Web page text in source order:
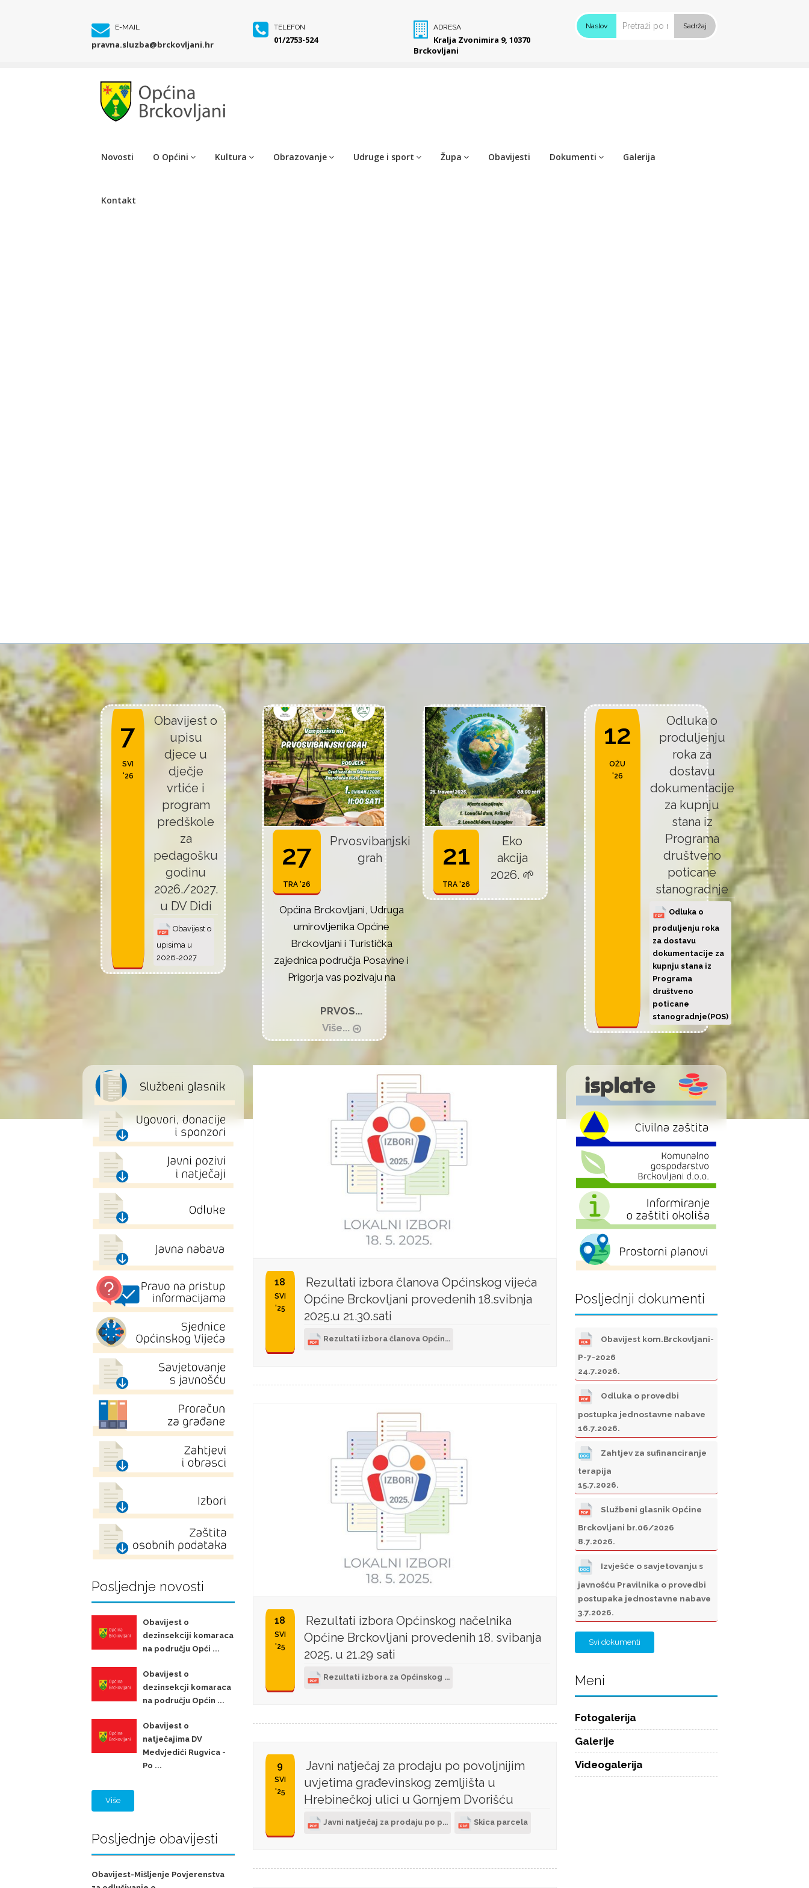
E-MAIL
pravna.sluzba@brckovljani.hr
TELEFON
01/2753-524
ADRESA
Kralja Zvonimira 9, 10370
Brckovljani
Naslov Sadržaj
Novosti O Općini Kultura Obrazovanje Udruge i sport Župa Obavijesti Dokumenti Galerija
Kontakt
7
SVI
'26
Obavijest o
upisu
djece u
dječje
vrtiće i
program
predškole
za
pedagošku
godinu
2026./2027.
u DV Didi
Obavijest o
upisima u
2026-2027
27
TRA '26
Prvosvibanjski
grah
Općina Brckovljani, Udruga
umirovljenika Općine
Brckovljani i Turistička
zajednica područja Posavine i
Prigorja vas pozivaju na
PRVOS...
Više...
21
TRA '26
Eko
akcija
2026. 🌱
12
OŽU
'26
Odluka o
produljenju
roka za
dostavu
dokumentacije
za kupnju
stana iz
Programa
društveno
poticane
stanogradnje
Odluka o
produljenju roka
za dostavu
dokumentacije za
kupnju stana iz
Programa
društveno
poticane
stanogradnje(POS)
Posljednje novosti
Obavijest o
dezinsekciji komaraca
na području Opći ...
Obavijest o
dezinsekcji komaraca
na području Općin ...
Obavijest o
natječajima DV
Medvjedići Rugvica -
Po ...
Više
Posljednje obavijesti
Obavijest-Mišljenje Povjerenstva
18
SVI
'25
Rezultati izbora članova Općinskog vijeća
Općine Brckovljani provedenih 18.svibnja
2025.u 21.30.sati
Rezultati izbora članova Općin...
18
SVI
'25
Rezultati izbora Općinskog načelnika
Općine Brckovljani provedenih 18. svibanja
2025. u 21.29 sati
Rezultati izbora za Općinskog ...
9
SVI
'25
Javni natječaj za prodaju po povoljnijim
uvjetima građevinskog zemljišta u
Hrebinečkoj ulici u Gornjem Dvorišću
Javni natječaj za prodaju po p... Skica parcela
Posljednji dokumenti
Obavijest kom.Brckovljani-
P-7-2026
24.7.2026.
Odluka o provedbi
postupka jednostavne nabave
16.7.2026.
Zahtjev za sufinanciranje
terapija
15.7.2026.
Službeni glasnik Općine
Brckovljani br.06/2026
8.7.2026.
Izvješće o savjetovanju s
javnošću Pravilnika o provedbi
postupaka jednostavne nabave
3.7.2026.
Svi dokumenti
Meni
Fotogalerija
Galerije
Videogalerija